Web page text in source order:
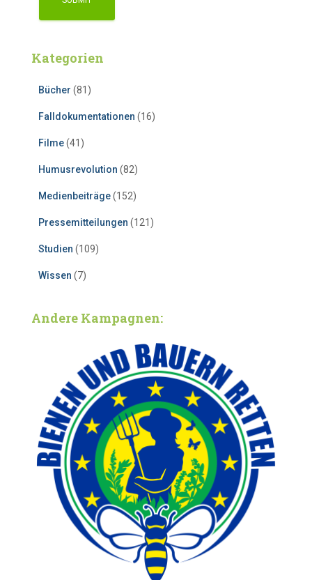
Kategorien
Bücher (81)
Falldokumentationen (16)
Filme(41)
Humusrevolution (82)
Medienbeiträge(152)
Pressemitteilungen (121)
Studien (109)
Wissen (7)
Andere Kampagnen: